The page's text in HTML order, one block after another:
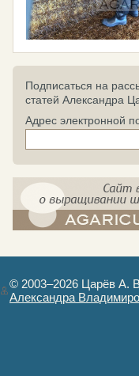
Подписаться на
статей Александра
Адрес электронной
© 2003–2026 Царёв А.
Александра
Авторизация